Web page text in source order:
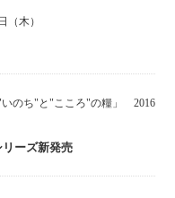
木）
いのち"と"こころ"の糧」 2016
ーズ新発売